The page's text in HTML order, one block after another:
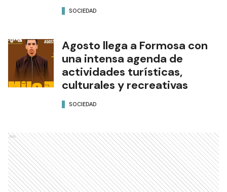
SOCIEDAD
Agosto llega a Formosa con
una intensa agenda de
actividades turísticas,
culturales y recreativas
SOCIEDAD
Ads